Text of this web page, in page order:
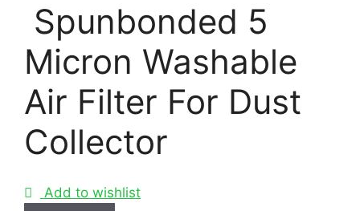
Spunbonded 5
Micron Washable
Air Filter For Dust
Collector
Add to wishlist